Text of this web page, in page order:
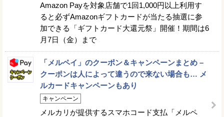
Amazon Payを対象店舗で1回1,000円以上利用す
ると必ずAmazonギフトカードが当たる抽選に参
加できる「ギフトカード大還元祭」開催！期間は6
月7日（金）まで
「メルペイ」のクーポン＆キャンペーンまとめ –
クーポンは人によって違うので来ない場合も… メ
ルカードキャンペーンもあり
キャンペーン
メルカリが提供するスマホコード支払「メルペ